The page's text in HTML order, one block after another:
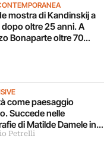
mostra di Kandinskij a
dopo oltre 25 anni. A
Bonaparte oltre 70
come paesaggio
Succede nelle
di Matilde Damele in
a Roma
Petrelli